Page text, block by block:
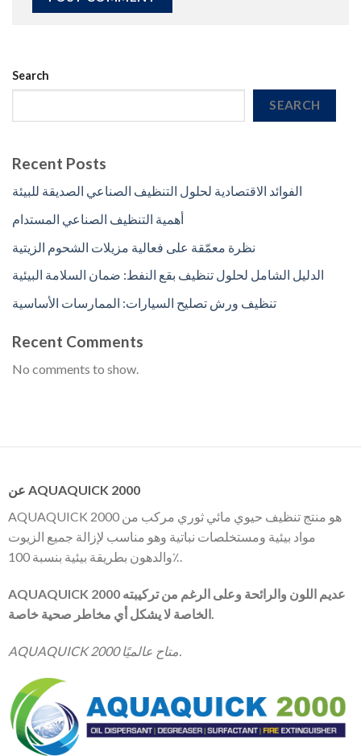
Search
SEARCH
Recent Posts
الفوائد الاقتصادية لحلول التنظيف الصناعي الصديقة للبيئة
أهمية التنظيف الصناعي المستدام
نظرة معمّقة على فعالية مزيلات الشحوم الزيتية
الدليل الشامل لحلول تنظيف بقع النفط: ضمان السلامة البيئية
تنظيف ورش تصليح السيارات: الممارسات الأساسية
Recent Comments
No comments to show.
عن AQUAQUICK 2000
AQUAQUICK 2000 هو منتج تنظيف حيوي مائي ثوري مركب من
مواد بيئية ومستخلصات نباتية وهو مناسب لإزالة جميع الزيوت
والدهون بطريقة بيئية بنسبة 100٪.
AQUAQUICK 2000 عديم اللون والرائحة وعلى الرغم من تركيبته
الخاصة لا يشكل أي مخاطر صحية خاصة.
AQUAQUICK 2000 متاح عالميًا.